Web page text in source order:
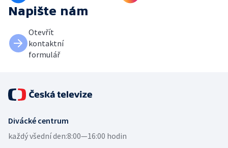
Napište nám
Otevřít
kontaktní
formulář
Divácké centrum
každý všední den:8:00—16:00 hodin